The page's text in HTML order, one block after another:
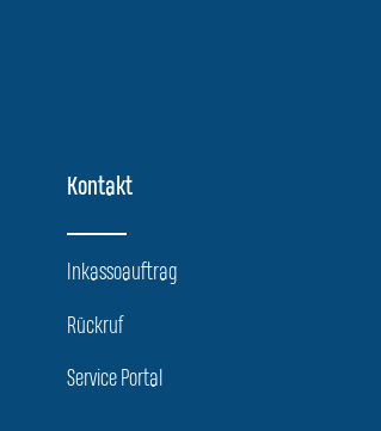
Kontakt
Inkassoauftrag
Rückruf
Service Portal